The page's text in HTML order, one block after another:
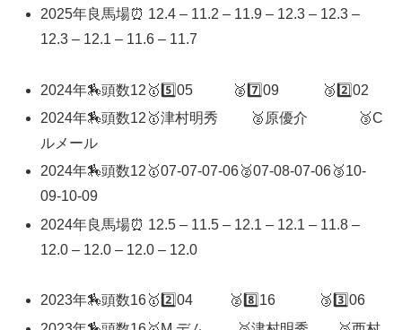
2025年良馬場⏰ 12.4 – 11.2 – 11.9 – 12.3 – 12.3 –
12.3 – 12.1 – 11.6 – 11.7
2024年🏇頭数12🥇5️⃣05 🥈7️⃣09 🥉2️⃣02
2024年🏇頭数12🥇津村明秀 🥈原優介 🥉C
ルメール
2024年🏇頭数12🥇07-07-07-06🥈07-08-07-06🥉10-
09-10-09
2024年良馬場⏰ 12.5 – 11.5 – 12.1 – 12.1 – 11.8 –
12.0 – 12.0 – 12.0 – 12.0
2023年🏇頭数16🥇2️⃣04 🥈8️⃣16 🥉3️⃣06